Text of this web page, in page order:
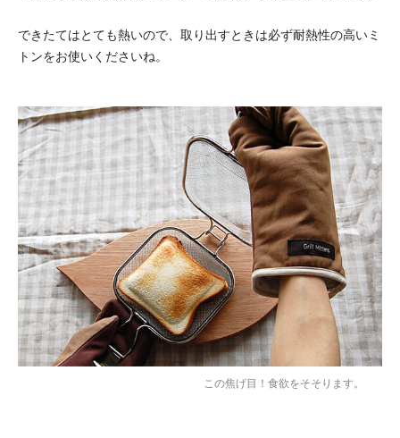
この焦げ目！食欲をそそります。
できたてはとても熱いので、取り出すときは必ず耐熱性の高いミ
トンをお使いくださいね。